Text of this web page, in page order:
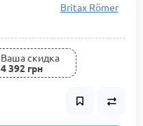
Britax Römer
Ваша cкидка
4 392 грн